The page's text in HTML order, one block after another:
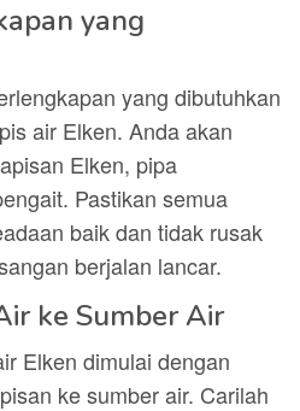
yang
yang dibutuhkan
air Elken. Anda akan
Elken, pipa
Pastikan semua
baik dan tidak rusak
berjalan lancar.
ke Sumber Air
Elken dimulai dengan
ke sumber air. Carilah